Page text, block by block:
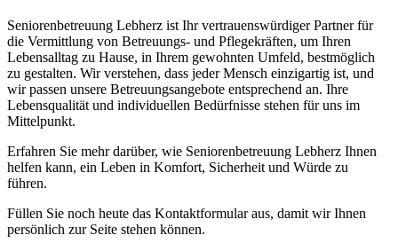
Seniorenbetreuung Lebherz ist Ihr vertrauenswürdiger Partner für
die Vermittlung von Betreuungs- und Pflegekräften, um Ihren
Lebensalltag zu Hause, in Ihrem gewohnten Umfeld, bestmöglich
zu gestalten. Wir verstehen, dass jeder Mensch einzigartig ist, und
wir passen unsere Betreuungsangebote entsprechend an. Ihre
Lebensqualität und individuellen Bedürfnisse stehen für uns im
Mittelpunkt.
Erfahren Sie mehr darüber, wie Seniorenbetreuung Lebherz Ihnen
helfen kann, ein Leben in Komfort, Sicherheit und Würde zu
führen.
Füllen Sie noch heute das Kontaktformular aus, damit wir Ihnen
persönlich zur Seite stehen können.